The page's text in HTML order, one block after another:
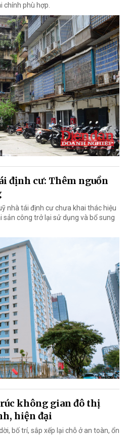
chính phù hợp.
định cư: Thêm nguồn
nhà tái định cư chưa khai thác hiệu
sản công trở lại sử dụng và bổ sung
không gian đô thị
hiện đại
bố trí, sắp xếp lại chỗ ở an toàn, ổn